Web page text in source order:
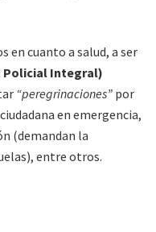
en cuanto a salud, a ser
Policial Integral)
“peregrinaciones” por
en emergencia,
(demandan la
entre otros.